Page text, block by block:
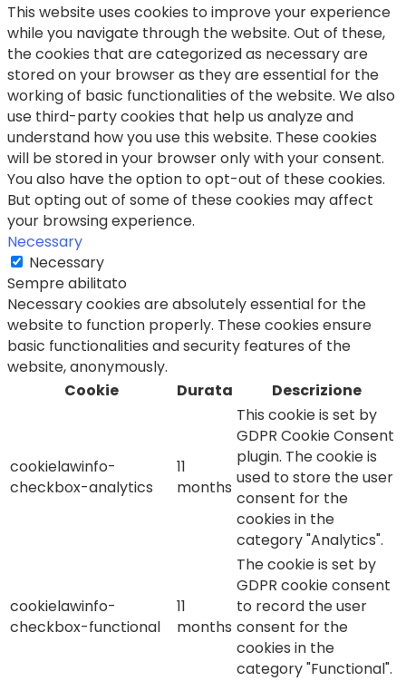
This website uses cookies to improve your experience
while you navigate through the website. Out of these,
the cookies that are categorized as necessary are
stored on your browser as they are essential for the
working of basic functionalities of the website. We also
use third-party cookies that help us analyze and
understand how you use this website. These cookies
will be stored in your browser only with your consent.
You also have the option to opt-out of these cookies.
But opting out of some of these cookies may affect
your browsing experience.
Necessary
Necessary
Sempre abilitato
Necessary cookies are absolutely essential for the
website to function properly. These cookies ensure
basic functionalities and security features of the
website, anonymously.
Cookie
Durata Descrizione
cookielawinfo-
checkbox-analytics
11
months
This cookie is set by
GDPR Cookie Consent
plugin. The cookie is
used to store the user
consent for the
cookies in the
category "Analytics".
cookielawinfo-
checkbox-functional
11
months
The cookie is set by
GDPR cookie consent
to record the user
consent for the
cookies in the
category "Functional".